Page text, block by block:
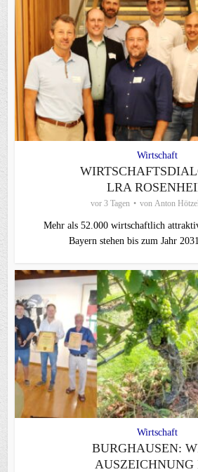
Wirtschaft
LRA
vor 3 Tagen von Anton
Mehr als 52.000 wirtschaftlich
Bayern stehen bis zum Jahr
Wirtschaft
BURGHAUSEN:
AUSZEICHNUNG